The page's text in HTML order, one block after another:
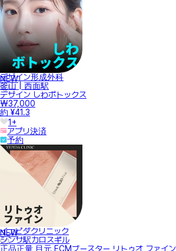
NEW
デザイン形成外科
釜山 | 西面駅
デザイン しわボトックス
₩37,000
約 ¥41.3
1+
アプリ決済
予約
NEW
イェピダクリニック
シンサ駅カロスギル
正品正量 目元 ECMブースター リトゥオ ファイン